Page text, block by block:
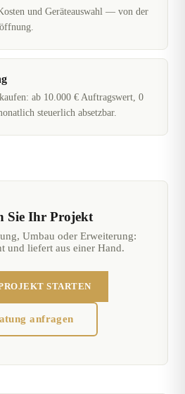
und Geräteauswahl — von der
ab 10.000 € Auftragswert, 0
steuerlich absetzbar.
Sie Ihr Projekt
Umbau oder Erweiterung:
und liefert aus einer Hand.
STARTEN
anfragen